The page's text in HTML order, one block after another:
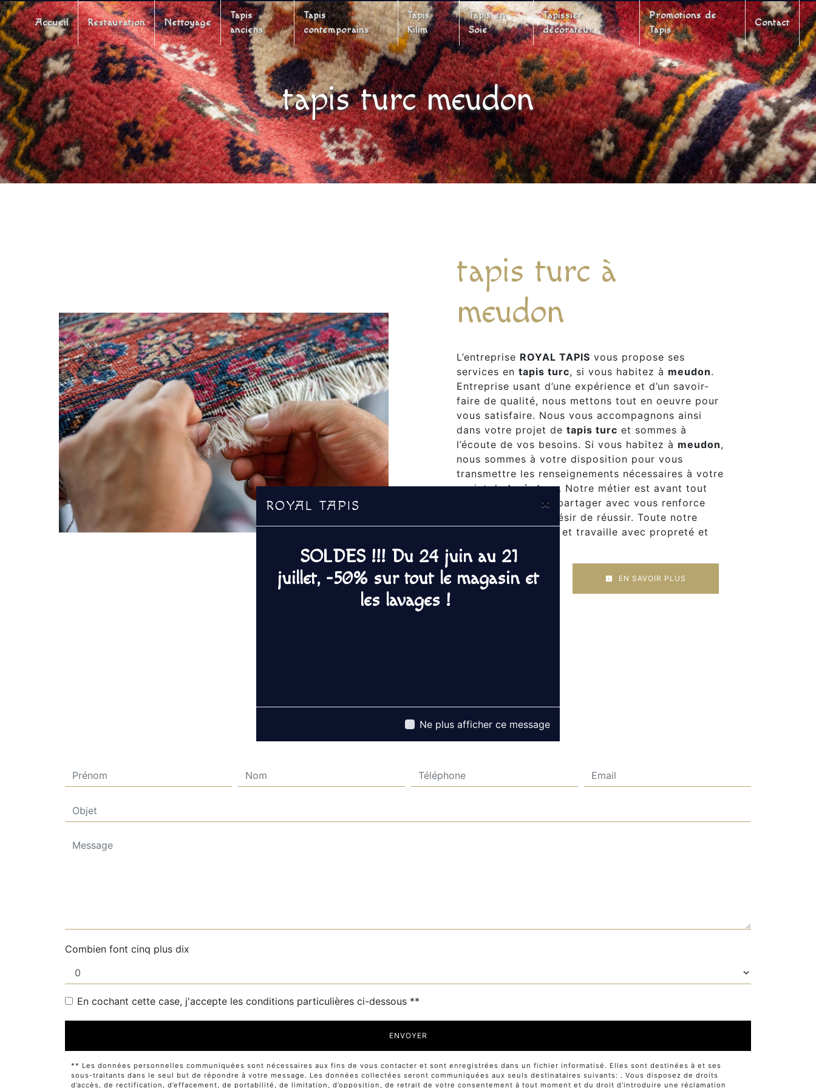
ROYAL TAPIS ×
SOLDES !!! Du 24 juin au 21
juillet, -50% sur tout le magasin et
les lavages !
Ne plus afficher ce message
Accueil Restauration Nettoyage
Tapis
anciens
Tapis
contemporains
Tapis
Kilim
Tapis en
Soie
Tapissier
décorateur
Promotions de
Tapis
Contact
tapis turc meudon
tapis turc à
meudon
L’entreprise ROYAL TAPIS vous propose ses
services en tapis turc, si vous habitez à meudon.
Entreprise usant d’une expérience et d’un savoir-
faire de qualité, nous mettons tout en oeuvre pour
vous satisfaire. Nous vous accompagnons ainsi
dans votre projet de tapis turc et sommes à
l’écoute de vos besoins. Si vous habitez à meudon,
nous sommes à votre disposition pour vous
transmettre les renseignements nécessaires à votre
projet detapis turc. Notre métier est avant tout
notre passion et le partager avec vous renforce
encore plus notre désir de réussir. Toute notre
équipe est qualifiée et travaille avec propreté et
rigueur.
EN SAVOIR PLUS
Contactez nous
Combien font cinq plus dix
En cochant cette case, j'accepte les conditions particulières ci-dessous **
ENVOYER
** Les données personnelles communiquées sont nécessaires aux fins de vous contacter et sont enregistrées dans un fichier informatisé. Elles sont destinées à et ses
sous-traitants dans le seul but de répondre à votre message. Les données collectées seront communiquées aux seuls destinataires suivants: . Vous disposez de droits
d’accès, de rectification, d’effacement, de portabilité, de limitation, d’opposition, de retrait de votre consentement à tout moment et du droit d’introduire une réclamation
Panneau de gestion des cookies